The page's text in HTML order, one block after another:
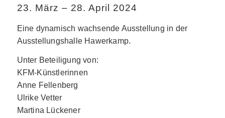
23. März – 28. April 2024
Eine dynamisch wachsende Ausstellung in der
Ausstellungshalle Hawerkamp.
Unter Beteiligung von:
KFM-Künstlerinnen
Anne Fellenberg
Ulrike Vetter
Martina Lückener